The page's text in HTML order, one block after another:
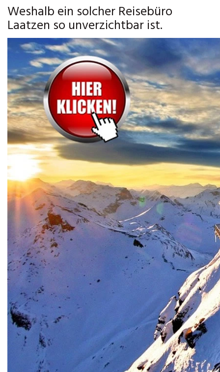
Weshalb ein solcher Reisebüro
Laatzen so unverzichtbar ist.